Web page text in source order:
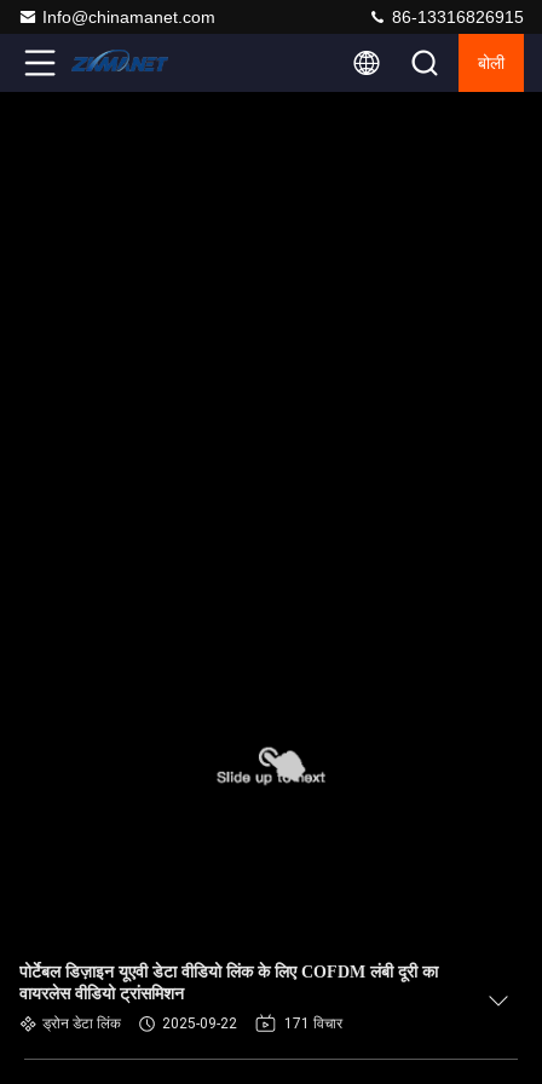
Info@chinamanet.com 86-13316826915
बोली
पोर्टेबल डिज़ाइन यूएवी डेटा वीडियो लिंक के लिए COFDM लंबी दूरी का
वायरलेस वीडियो ट्रांसमिशन
ड्रोन डेटा लिंक 2025-09-22 171 विचार